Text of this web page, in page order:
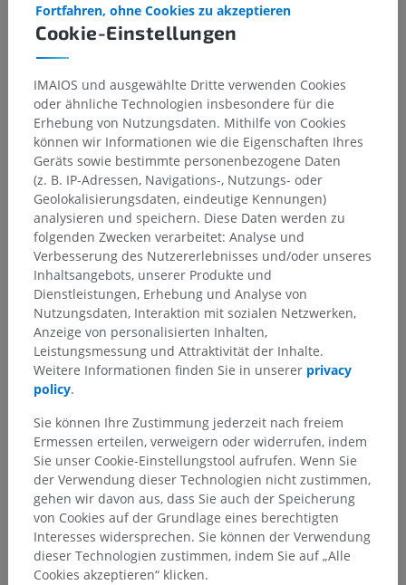
Anatomische Hierarchie
Cookie-Einstellungen
Fortfahren, ohne Cookies zu akzeptieren
IMAIOS und ausgewählte Dritte verwenden Cookies
oder ähnliche Technologien insbesondere für die
Erhebung von Nutzungsdaten. Mithilfe von Cookies
können wir Informationen wie die Eigenschaften Ihres
Geräts sowie bestimmte personenbezogene Daten
(z. B. IP-Adressen, Navigations-, Nutzungs- oder
Geolokalisierungsdaten, eindeutige Kennungen)
analysieren und speichern. Diese Daten werden zu
folgenden Zwecken verarbeitet: Analyse und
Verbesserung des Nutzererlebnisses und/oder unseres
Inhaltsangebots, unserer Produkte und
Dienstleistungen, Erhebung und Analyse von
Nutzungsdaten, Interaktion mit sozialen Netzwerken,
Anzeige von personalisierten Inhalten,
Leistungsmessung und Attraktivität der Inhalte.
Weitere Informationen finden Sie in unserer privacy
policy.
Sie können Ihre Zustimmung jederzeit nach freiem
Ermessen erteilen, verweigern oder widerrufen, indem
Sie unser Cookie-Einstellungstool aufrufen. Wenn Sie
der Verwendung dieser Technologien nicht zustimmen,
gehen wir davon aus, dass Sie auch der Speicherung
von Cookies auf der Grundlage eines berechtigten
Interesses widersprechen. Sie können der Verwendung
dieser Technologien zustimmen, indem Sie auf „Alle
Cookies akzeptieren“ klicken.